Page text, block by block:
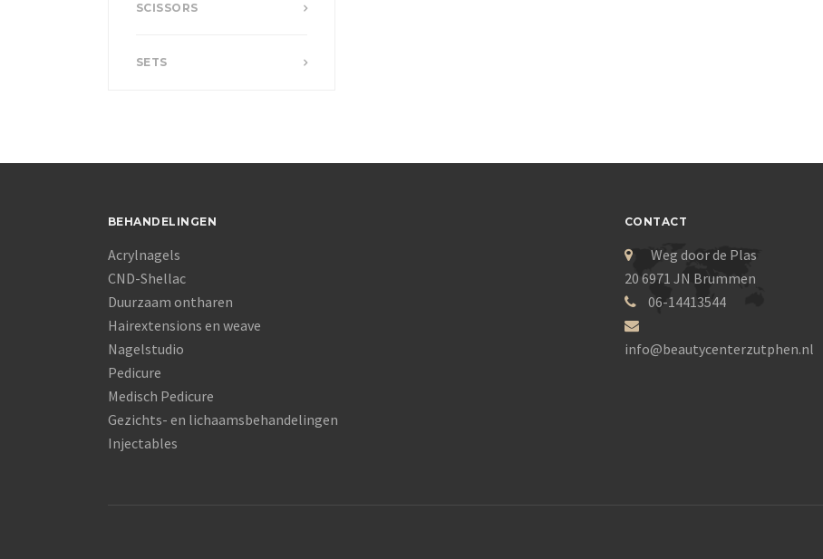
SCISSORS
SETS
BEHANDELINGEN
Acrylnagels
CND-Shellac
Duurzaam ontharen
Hairextensions en weave
Nagelstudio
Pedicure
Medisch Pedicure
Gezichts- en lichaamsbehandelingen
Injectables
CONTACT
Weg door de Plas
20 6971 JN Brummen
06-14413544
info@beautycenterzutphen.nl